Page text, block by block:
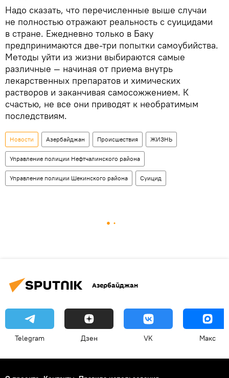
Надо сказать, что перечисленные выше случаи
не полностью отражают реальность с суицидами
в стране. Ежедневно только в Баку
предпринимаются две-три попытки самоубийства.
Методы уйти из жизни выбираются самые
различные — начиная от приема внутрь
лекарственных препаратов и химических
растворов и заканчивая самосожжением. К
счастью, не все они приводят к необратимым
последствиям.
Новости Азербайджан Происшествия ЖИЗНЬ
Управление полиции Нефтчалинского района
Управление полиции Шекинского района Суицид
Азербайджан
Telegram Дзен VK Макс